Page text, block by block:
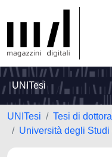
UNITesi
UNITesi
Tesi di
Università degli Studi